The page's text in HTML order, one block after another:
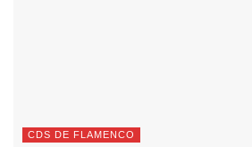
CDS DE FLAMENCO